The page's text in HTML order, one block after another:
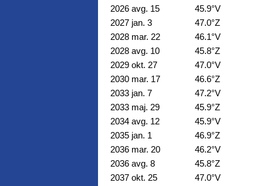
2026 avg. 15
45.9°V
2027 jan. 3
47.0°Z
2028 mar. 22
46.1°V
2028 avg. 10
45.8°Z
2029 okt. 27
47.0°V
2030 mar. 17
46.6°Z
2033 jan. 7
47.2°V
2033 maj. 29
45.9°Z
2034 avg. 12
45.9°V
2035 jan. 1
46.9°Z
2036 mar. 20
46.2°V
2036 avg. 8
45.8°Z
2037 okt. 25
47.0°V